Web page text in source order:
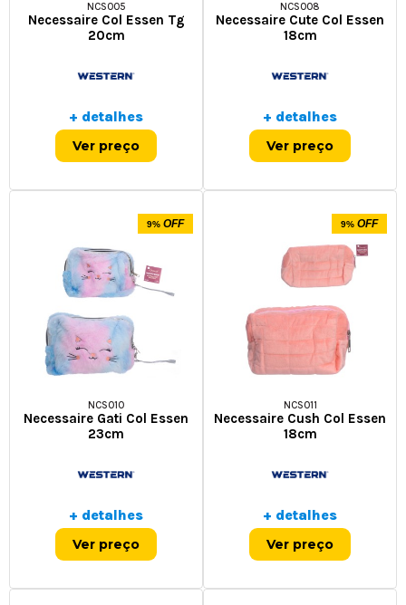
NCS005
Necessaire Col Essen Tg
20cm
+ detalhes
Ver preço
NCS008
Necessaire Cute Col Essen
18cm
+ detalhes
Ver preço
9% OFF
NCS010
Necessaire Gati Col Essen
23cm
+ detalhes
Ver preço
9% OFF
NCS011
Necessaire Cush Col Essen
18cm
+ detalhes
Ver preço